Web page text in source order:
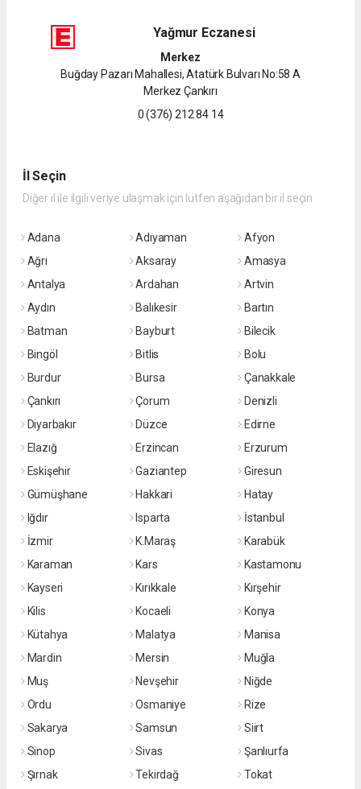
Yağmur Eczanesi
Merkez
Buğday Pazarı Mahallesi, Atatürk Bulvarı No:58 A
Merkez Çankırı
0 (376) 212 84 14
İl Seçin
Diğer il ile ilgili veriye ulaşmak için lütfen aşağıdan bir il seçin
Adana Adıyaman
Afyon
Ağrı
Aksaray
Amasya
Antalya
Ardahan
Artvin
Aydın
Balıkesir
Bartın
Batman
Bayburt
Bilecik
Bingöl
Bitlis
Bolu
Burdur
Bursa
Çanakkale
Çankırı
Çorum
Denizli
Diyarbakır
Düzce
Edirne
Elazığ
Erzincan
Erzurum
Eskişehir
Gaziantep
Giresun
Gümüşhane
Hakkari
Hatay
Iğdır
Isparta
İstanbul
İzmir
K.Maraş
Karabük
Karaman
Kars
Kastamonu
Kayseri
Kırıkkale
Kırşehir
Kilis
Kocaeli
Konya
Kütahya
Malatya
Manisa
Mardin
Mersin
Muğla
Muş
Nevşehir
Niğde
Ordu
Osmaniye
Rize
Sakarya
Samsun
Siirt
Sinop
Sivas
Şanlıurfa
Şırnak
Tekirdağ Tokat